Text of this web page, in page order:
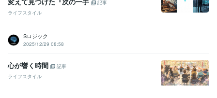
ライフスタイル・その他 / キャリア・資格アドバイザー
経験年数 : 1
0年
歩く万歩計のダイエット報告記
ラグジュアリーウォーキング実践編　フィールド
ワーク 勉強法・記憶法コンテンツ対談
日本の若者文化紹介 in Germ
any 歩く万歩計のウォーキングマニュアル
フロー体験とプレイフ
高級ホテルのホスピタ
記事
ライフスタイル
Sロジック
2025/12/29 08:58
心が響く時間
記事
ライフスタイル